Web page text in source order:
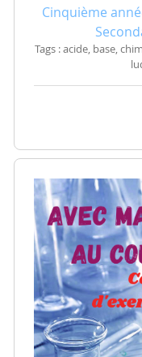
Cinquième
Tags : acide, base,